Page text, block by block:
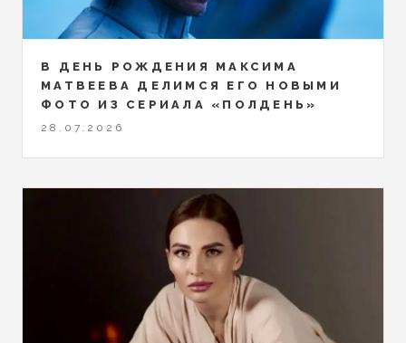
В ДЕНЬ РОЖДЕНИЯ МАКСИМА
МАТВЕЕВА ДЕЛИМСЯ ЕГО НОВЫМИ
ФОТО ИЗ СЕРИАЛА «ПОЛДЕНЬ»
28.07.2026